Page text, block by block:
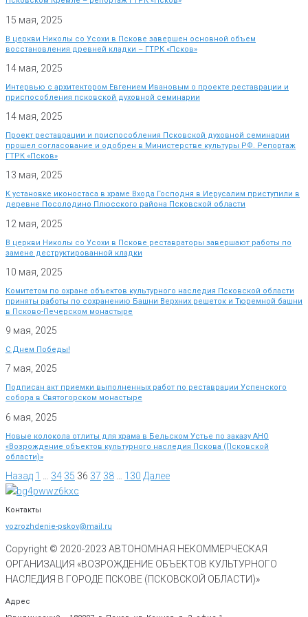
15 мая, 2025
В церкви Николы со Усохи в Пскове завершен основной объем
восстановления древней кладки – ГТРК «Псков»
14 мая, 2025
Интервью с архитектором Евгением Ивановым о проекте реставрации и
приспособления псковской духовной семинарии
14 мая, 2025
Проект реставрации и приспособления Псковской духовной семинарии
прошел согласование и одобрен в Министерстве культуры РФ. Репортаж
ГТРК «Псков»
13 мая, 2025
К установке иконостаса в храме Входа Господня в Иерусалим приступили в
деревне Посолодино Плюсского района Псковской области
12 мая, 2025
В церкви Николы со Усохи в Пскове реставраторы завершают работы по
замене деструктированной кладки
10 мая, 2025
Комитетом по охране объектов культурного наследия Псковской области
приняты работы по сохранению Башни Верхних решеток и Тюремной башни
в Псково-Печерском монастыре
9 мая, 2025
С Днем Победы!
7 мая, 2025
Подписан акт приемки выполненных работ по реставрации Успенского
собора в Святогорском монастыре
6 мая, 2025
Новые колокола отлиты для храма в Бельском Устье по заказу АНО
«Возрождение объектов культурного наследия Пскова (Псковской
области)»
Назад 1 34 35 36 37 38 130 Далее
Контакты
vozrozhdenie-pskov@mail.ru
Copyright © 2020-2023 АВТОНОМНАЯ НЕКОММЕРЧЕСКАЯ
ОРГАНИЗАЦИЯ «ВОЗРОЖДЕНИЕ ОБЪЕКТОВ КУЛЬТУРНОГО
НАСЛЕДИЯ В ГОРОДЕ ПСКОВЕ (ПСКОВСКОЙ ОБЛАСТИ)»
Адрес